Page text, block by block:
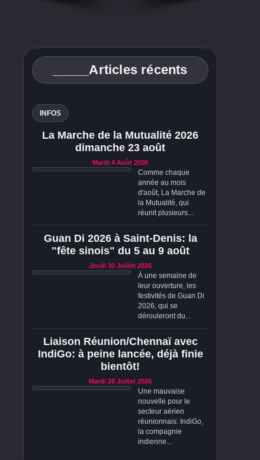
_____Articles récents
INFOS
La Marche de la Mutualité 2026
dimanche 23 août
Mardi 4 Août 2026
Comme chaque
année au mois
d'août, La Marche de
la Mutualité, qui
réunit plusieurs...
Guan Di 2026 à Saint-Denis: la
"fête sinois" du 5 au 9 août
Jeudi 30 Juillet 2026
À une semaine de
leur ouverture, les
festivités de Guan Di
2026, qui se
dérouleront du...
Liaison Réunion/Chennaï avec
IndiGo: à peine lancée, déjà finie
bientôt!
Mardi 28 Juillet 2026
Une mauvaise
nouvelle pour le
secteur aérien
réunionnais: IndiGo,
la compagnie
indienne...